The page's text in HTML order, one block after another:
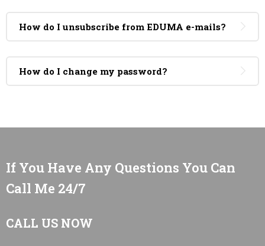
How do I unsubscribe from EDUMA e-mails?
How do I change my password?
If You Have Any Questions You Can
Call Me 24/7
CALL US NOW